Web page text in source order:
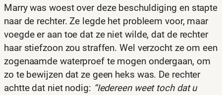
Marry was woest over deze beschuldiging en stapte
naar de rechter. Ze legde het probleem voor, maar
voegde er aan toe dat ze niet wilde, dat de rechter
haar stiefzoon zou straffen. Wel verzocht ze om een
zogenaamde waterproef te mogen ondergaan, om
zo te bewijzen dat ze geen heks was. De rechter
achtte dat niet nodig: “Iedereen weet toch dat u